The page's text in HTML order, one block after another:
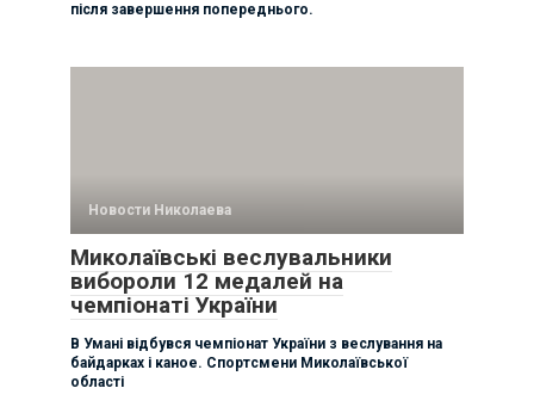
після завершення попереднього.
Новости Николаева
Миколаївські веслувальники
вибороли 12 медалей на
чемпіонаті України
В Умані відбувся чемпіонат України з веслування на
байдарках і каное. Спортсмени Миколаївської
області